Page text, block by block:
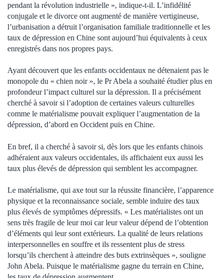
pendant la révolution industrielle », indique-t-il. L’infidélité
conjugale et le divorce ont augmenté de manière vertigineuse,
l’urbanisation a détruit l’organisation familiale traditionnelle et les
taux de dépression en Chine sont aujourd’hui équivalents à ceux
enregistrés dans nos propres pays.
Ayant découvert que les enfants occidentaux ne détenaient pas le
monopole du « chien noir », le Pr Abela a souhaité étudier plus en
profondeur l’impact culturel sur la dépression. Il a précisément
cherché à savoir si l’adoption de certaines valeurs culturelles
comme le matérialisme pouvait expliquer l’augmentation de la
dépression, d’abord en Occident puis en Chine.
En bref, il a cherché à savoir si, dès lors que les enfants chinois
adhéraient aux valeurs occidentales, ils affichaient eux aussi les
taux plus élevés de dépression qui semblent les accompagner.
Le matérialisme, qui axe tout sur la réussite financière, l’apparence
physique et la reconnaissance sociale, semble induire des taux
plus élevés de symptômes dépressifs. « Les matérialistes ont un
sens très fragile de leur moi car leur valeur dépend de l’obtention
d’éléments qui leur sont extérieurs. La qualité de leurs relations
interpersonnelles en souffre et ils ressentent plus de stress
lorsqu’ils cherchent à atteindre des buts extrinsèques », souligne
John Abela. Puisque le matérialisme gagne du terrain en Chine,